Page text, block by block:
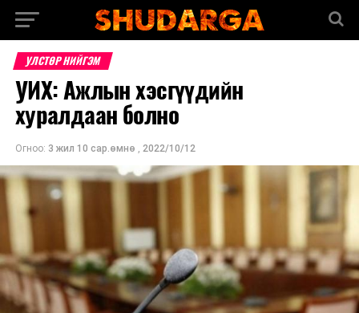
УЛСТӨР НИЙГЭМ
УИХ: Ажлын хэсгүүдийн
хуралдаан болно
Огноо: 3 жил 10 сар.өмнө , 2022/10/12